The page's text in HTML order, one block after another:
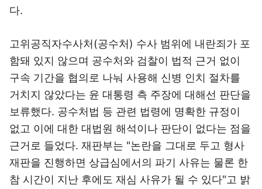
다.
고위공직자수사처(공수처) 수사 범위에 내란죄가 포
함돼 있지 않으며 공수처와 검찰이 법적 근거 없이
구속 기간을 협의로 나눠 사용해 신병 인치 절차를
거치지 않았다는 윤 대통령 측 주장에 대해선 판단을
보류했다. 공수처법 등 관련 법령에 명확한 규정이
없고 이에 대한 대법원 해석이나 판단이 없다는 점을
근거로 들었다. 재판부는 "논란을 그대로 두고 형사
재판을 진행하면 상급심에서의 파기 사유는 물론 한
참 시간이 지난 후에도 재심 사유가 될 수 있다"고 밝